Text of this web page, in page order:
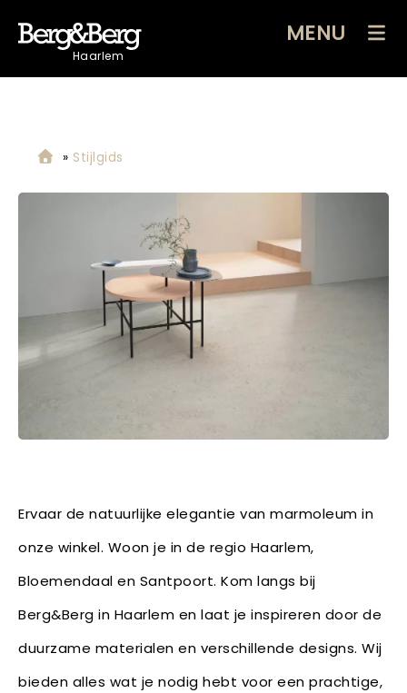
Haarlem
MENU
» Stijlgids
Ervaar de natuurlijke elegantie van marmoleum in
onze winkel. Woon je in de regio Haarlem,
Bloemendaal en Santpoort. Kom langs bij
Berg&Berg in Haarlem en laat je inspireren door de
duurzame materialen en verschillende designs. Wij
bieden alles wat je nodig hebt voor een prachtige,